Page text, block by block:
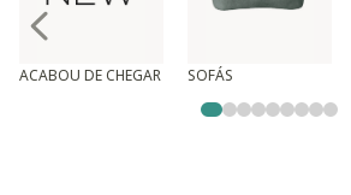
ACABOU DE CHEGAR SOFÁS